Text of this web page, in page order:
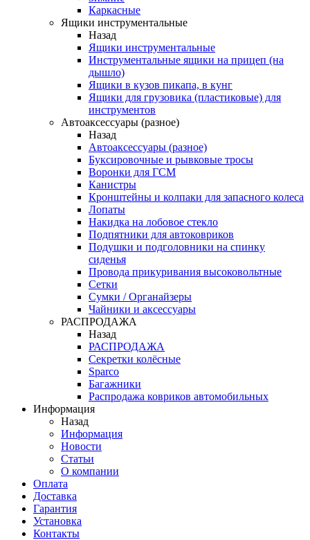
Каркасные
Ящики инструментальные
Назад
Ящики инструментальные
Инструментальные ящики на прицеп (на
дышло)
Ящики в кузов пикапа, в кунг
Ящики для грузовика (пластиковые) для
инструментов
Автоаксессуары (разное)
Назад
Автоаксессуары (разное)
Буксировочные и рывковые тросы
Воронки для ГСМ
Канистры
Кронштейны и колпаки для запасного колеса
Лопаты
Накидка на лобовое стекло
Подпятники для автоковриков
Подушки и подголовники на спинку
сиденья
Провода прикуривания высоковольтные
Сетки
Сумки / Органайзеры
Чайники и аксессуары
РАСПРОДАЖА
Назад
РАСПРОДАЖА
Секретки колёсные
Sparco
Багажники
Распродажа ковриков автомобильных
Информация
Назад
Информация
Новости
Статьи
О компании
Оплата
Доставка
Гарантия
Установка
Контакты